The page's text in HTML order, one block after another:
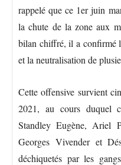
rappelé que ce 1er juin
la chute de la zone aux
bilan chiffré, il a confirmé
et la neutralisation de
Cette offensive survient
2021, au cours duquel
Standley Eugène, Ariel
Georges Vivender et
déchiquetés par les